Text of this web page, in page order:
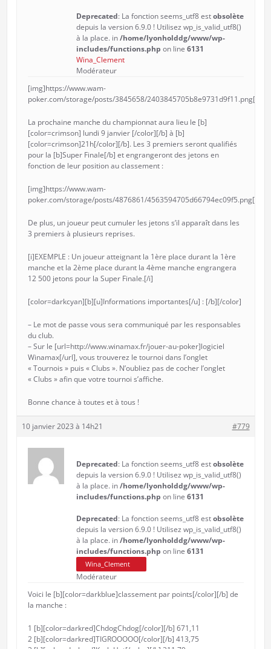
Deprecated: La fonction seems_utf8 estobsolète
depuis la version 6.9.0 ! Utilisez wp_is_valid_utf8()
à la place. in/home/lyonholddg/www/wp-
includes/functions.php on line 6131
Wina_Clement
Modérateur
[img]https://www.wam-
poker.com/storage/posts/3845658/2403845705b8e9731d9f11.png[/
La prochaine manche du championnat aura lieu le [b]
[color=crimson] lundi 9 janvier [/color][/b] à [b]
[color=crimson]21h[/color][/b]. Les 3 premiers seront qualifiés
pour la [b]Super Finale[/b] et engrangeront des jetons en
fonction de leur position au classement :
[img]https://www.wam-
poker.com/storage/posts/4876861/4563594705d66794ec09f5.png[/
De plus, un joueur peut cumuler les jetons s’il apparaît dans les
3 premiers à plusieurs reprises.
[i]EXEMPLE : Un joueur atteignant la 1ère place durant la 1ère
manche et la 2ème place durant la 4ème manche engrangera
12 500 jetons pour la Super Finale.[/i]
[color=darkcyan][b][u]Informations importantes[/u] : [/b][/color]
– Le mot de passe vous sera communiqué par les responsables
du club.
– Sur le [url=http://www.winamax.fr/jouer-au-poker]logiciel
Winamax[/url], vous trouverez le tournoi dans l’onglet
« Tournois » puis « Clubs ». N’oubliez pas de cocher l’onglet
« Clubs » afin que votre tournoi s’affiche.
Bonne chance à toutes et à tous !
10 janvier 2023 à 14h21 #779
Deprecated: La fonction seems_utf8 estobsolète
depuis la version 6.9.0 ! Utilisez wp_is_valid_utf8()
à la place. in/home/lyonholddg/www/wp-
includes/functions.php on line 6131
Deprecated: La fonction seems_utf8 estobsolète
depuis la version 6.9.0 ! Utilisez wp_is_valid_utf8()
à la place. in/home/lyonholddg/www/wp-
includes/functions.php on line 6131
Wina_Clement
Modérateur
Voici le [b][color=darkblue]classement par points[/color][/b] de
la manche :
1 [b][color=darkred]ChdogChdog[/color][/b] 671,11
2 [b][color=darkred]TIGROOOOO[/color][/b] 413,75